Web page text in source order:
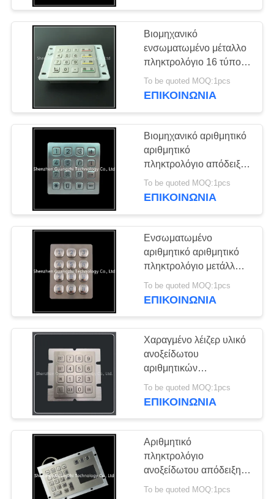
Βιομηχανικό
ενσωματωμένο μέταλλο
πληκτρολόγιο 16 τύπος
κουμπιών,
πληκτρολόγιο πηγών
To be quoted MOQ:1pcs
ΕΠΙΚΟΙΝΩΝΊΑ
Βιομηχανικό αριθμητικό
αριθμητικό
πληκτρολόγιο απόδειξης
βανδαλισμού,
πληκτρολόγιο
To be quoted MOQ:1pcs
ΕΠΙΚΟΙΝΩΝΊΑ
Ενσωματωμένο
αριθμητικό αριθμητικό
πληκτρολόγιο μετάλλων
εγκατάστασης για την
πόρτα ασφάλειας
To be quoted MOQ:1pcs
ΕΠΙΚΟΙΝΩΝΊΑ
Χαραγμένο λέιζερ υλικό
ανοξείδωτου
αριθμητικών
πληκτρολογίων μητρών
4x4 για το βιομηχανικό
To be quoted MOQ:1pcs
ΕΠΙΚΟΙΝΩΝΊΑ
Αριθμητικό
πληκτρολόγιο
ανοξείδωτου απόδειξης
σκόνης με την οθόνη
To be quoted MOQ:1pcs